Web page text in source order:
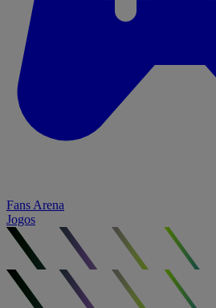
Fans Arena
Jogos